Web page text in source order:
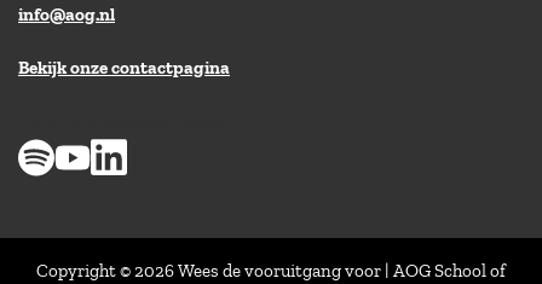
info@aog.nl
Bekijk onze contactpagina
Copyright © 2026 Wees de vooruitgang voor | AOG School of